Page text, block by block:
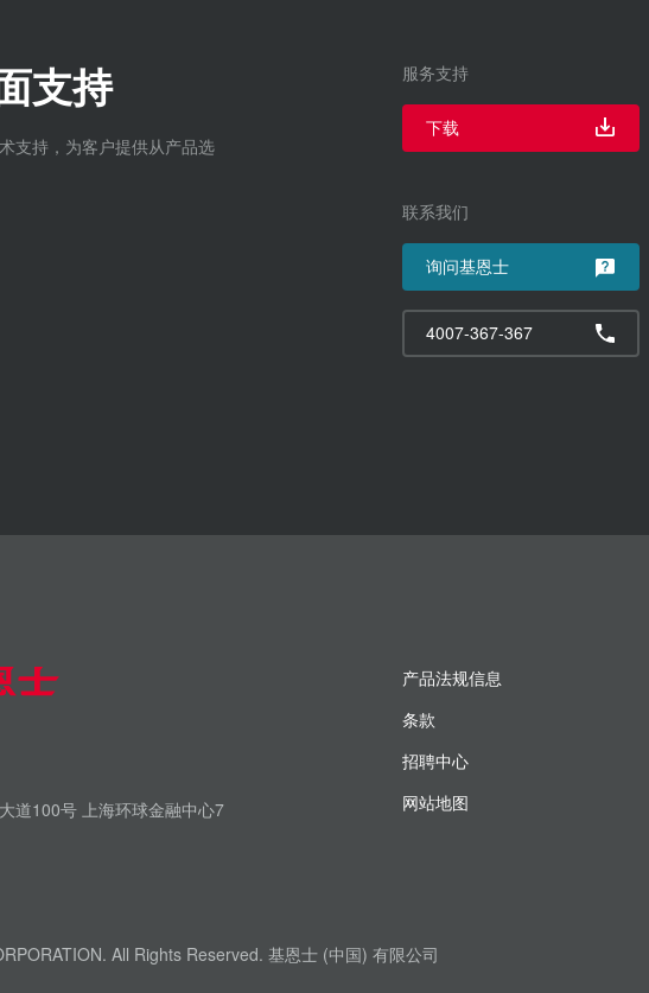
支持
支持，为客户提供从产品选
服务支持
下载
联系我们
询问基恩士
4007-367-367
道100号 上海环球金融中心7
产品法规信息
条款
招聘中心
网站地图
All Rights Reserved. 基恩士 (中国) 有限公司